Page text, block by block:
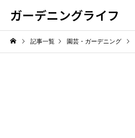
ガーデニングライフ
記事一覧 園芸・ガーデニング